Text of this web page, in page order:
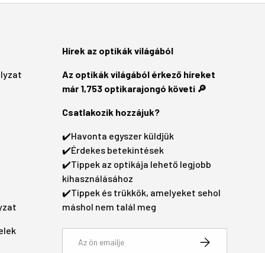
Hírek az optikák világából
Az optikák világából érkező híreket
már 1,753 optikarajongó követi 🔎
Csatlakozik hozzájuk?
✔️Havonta egyszer küldjük
✔️Érdekes betekintések
✔️Tippek az optikája lehető legjobb
kihasználásához
✔️Tippek és trükkök, amelyeket sehol
máshol nem talál meg
Feliratkozás